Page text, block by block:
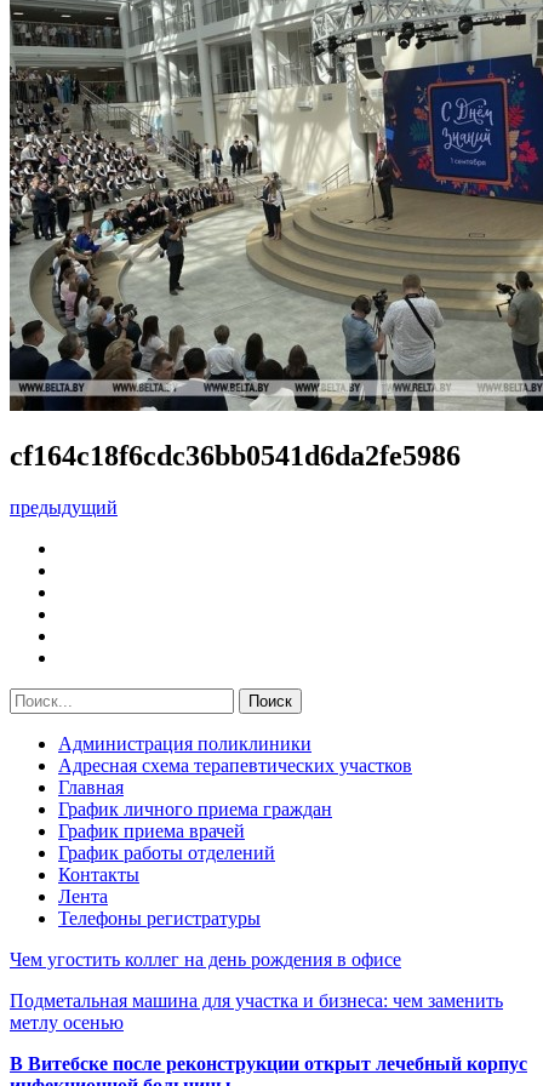
cf164c18f6cdc36bb0541d6da2fe5986
предыдущий
Администрация поликлиники
Адресная схема терапевтических участков
Главная
График личного приема граждан
График приема врачей
График работы отделений
Контакты
Лента
Телефоны регистратуры
Чем угостить коллег на день рождения в офисе
Подметальная машина для участка и бизнеса: чем заменить
метлу осенью
В Витебске после реконструкции открыт лечебный корпус